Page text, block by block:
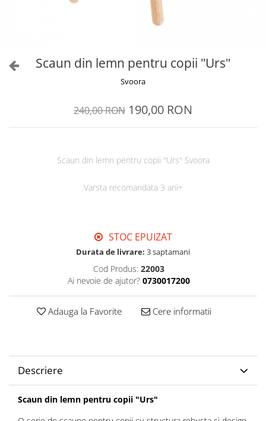
Scaun din lemn pentru copii "Urs"
Svoora
240,00 RON 190,00 RON
Scaun din lemn pentru copii "Urs" Svoora
Varsta recomandata 3 ani+
STOC EPUIZAT
Durata de livrare: 3 saptamani
Cod Produs: 22003
Ai nevoie de ajutor? 0730017200
Adauga la Favorite Cere informatii
Descriere
Scaun din lemn pentru copii "Urs"